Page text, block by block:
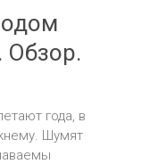
Обзор.
года, в
Шумят